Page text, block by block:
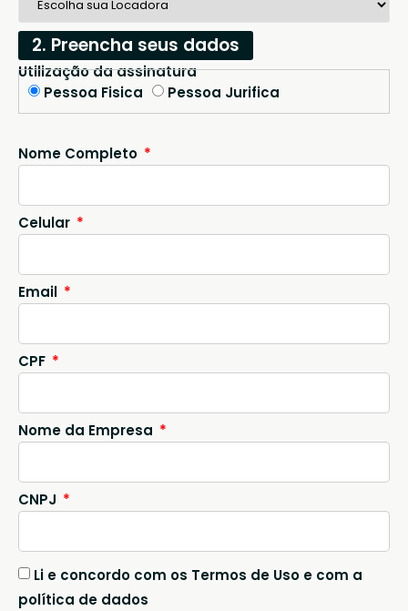
2. Preencha seus dados
Utilização da assinatura
Pessoa Fisica
Pessoa Jurifica
Nome Completo
Celular
Email
CPF
Nome da Empresa
CNPJ
Li e concordo com os Termos de Uso e com a
política de dados